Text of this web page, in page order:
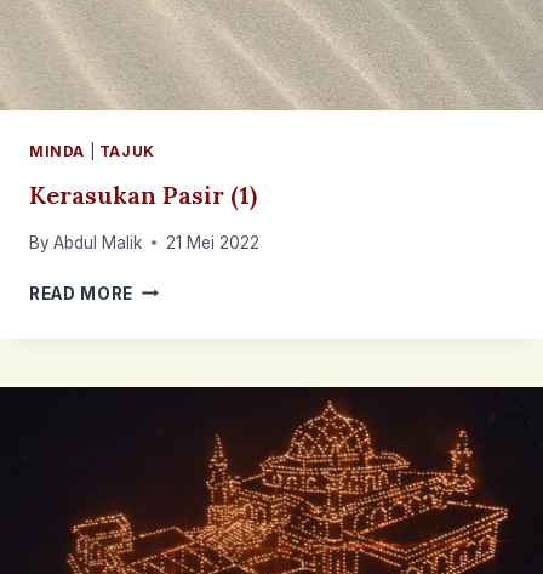
MINDA TAJUK
Kerasukan Pasir (1)
By Abdul Malik 21 Mei 2022
READ MORE KERASUKAN
(1)